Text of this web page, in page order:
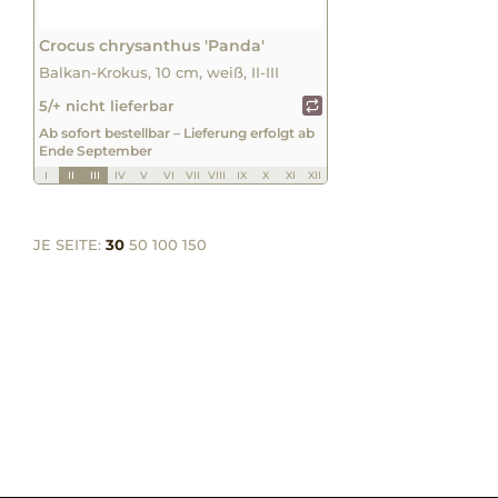
Crocus chrysanthus 'Panda'
Balkan-Krokus, 10 cm, weiß, II-III
5/+ nicht lieferbar
Ab sofort bestellbar – Lieferung erfolgt ab
Ende September
I II III IV V VI VII VIII IX X XI XII
JE SEITE: 30 50 100 150